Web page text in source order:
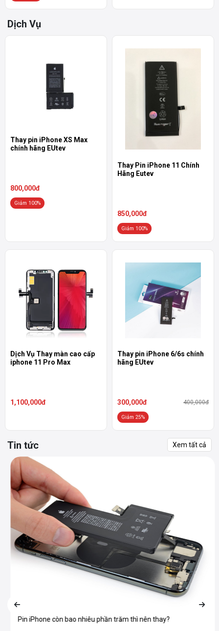
Dịch Vụ
Thay pin iPhone XS Max
chính hãng EUtev
800,000đ
Giảm 100%
Thay Pin iPhone 11 Chính
Hãng Eutev
850,000đ
Giảm 100%
Dịch Vụ Thay màn cao cấp
iphone 11 Pro Max
1,100,000đ
Thay pin iPhone 6/6s chính
hãng EUtev
300,000đ 400,000đ
Giảm 25%
Tin tức Xem tất cả
Pin iPhone còn bao nhiêu phần trăm thì nên thay?